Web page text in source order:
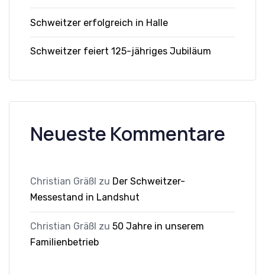
Schweitzer erfolgreich in Halle
Schweitzer feiert 125-jähriges Jubiläum
Neueste Kommentare
Christian Gräßl zu Der Schweitzer-
Messestand in Landshut
Christian Gräßl zu 50 Jahre in unserem
Familienbetrieb